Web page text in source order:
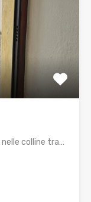
nelle colline tra…